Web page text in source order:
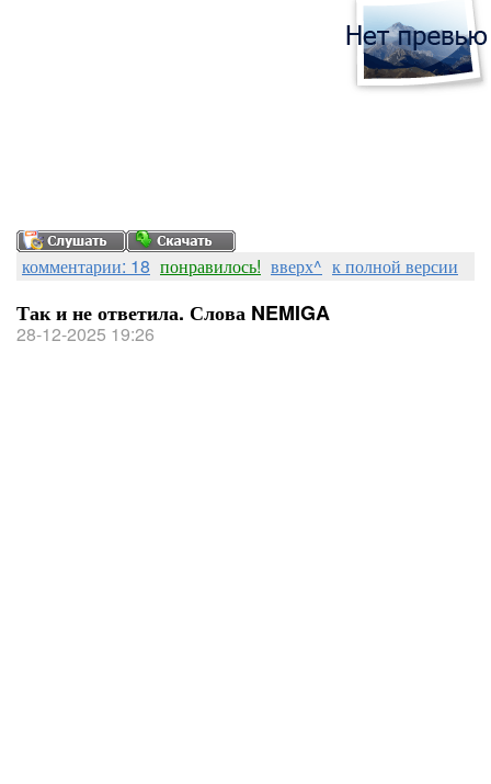
комментарии: 18 понравилось! вверх^ к полной версии
Так и не ответила. Слова NEMIGA
28-12-2025 19:26